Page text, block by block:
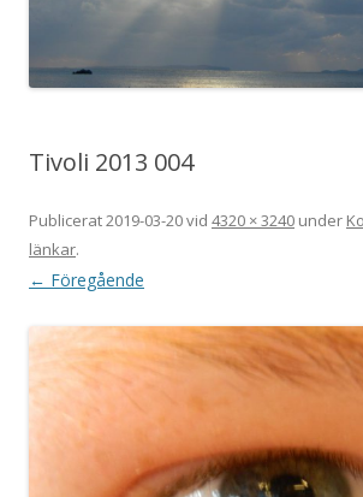
Tivoli 2013 004
Publicerat2019-03-20vid 4320 × 3240 under
länkar.
← Föregående